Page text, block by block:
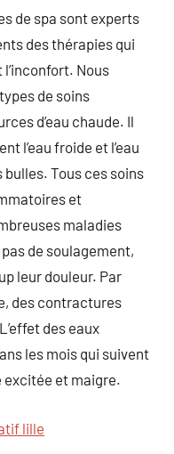
de spa sont experts
des thérapies qui
Nous
de soins
d’eau chaude. Il
l’eau froide et l’eau
Tous ces soins
et
maladies
de soulagement,
leur douleur. Par
des contractures
des eaux
les mois qui suivent
excitée et maigre.
lille